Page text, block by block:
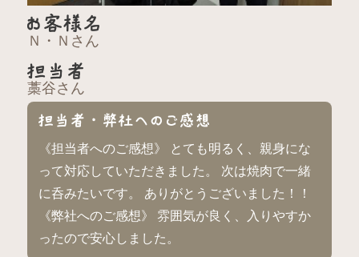
Ｎ・Ｎさん
藁谷さん
《担当者へのご感想》 とても明るく、親身にな
って対応していただきました。 次は焼肉で一緒
に呑みたいです。 ありがとうございました！！
《弊社へのご感想》 雰囲気が良く、入りやすか
ったので安心しました。